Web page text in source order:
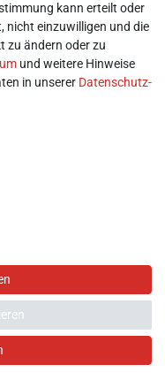
kann erteilt oder
nicht einzuwilligen und die
zu ändern oder zu
und weitere Hinweise
in unserer Daten­schutz­